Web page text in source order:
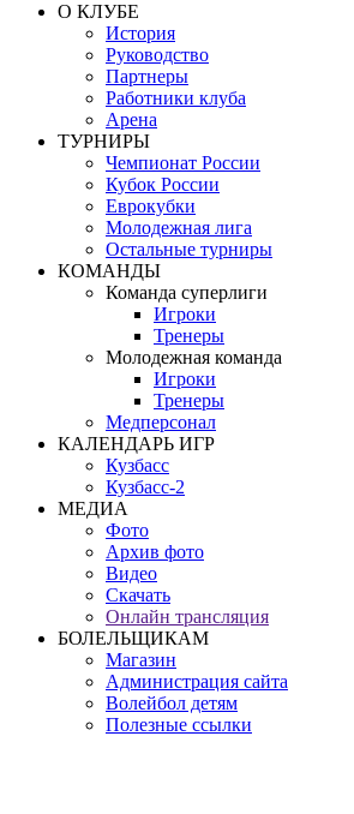
О КЛУБЕ
История
Руководство
Партнеры
Работники клуба
Арена
ТУРНИРЫ
Чемпионат России
Кубок России
Еврокубки
Молодежная лига
Остальные турниры
КОМАНДЫ
Команда суперлиги
Игроки
Тренеры
Молодежная команда
Игроки
Тренеры
Медперсонал
КАЛЕНДАРЬ ИГР
Кузбасс
Кузбасс-2
МЕДИА
Фото
Архив фото
Видео
Скачать
Онлайн трансляция
БОЛЕЛЬЩИКАМ
Магазин
Администрация сайта
Волейбол детям
Полезные ссылки